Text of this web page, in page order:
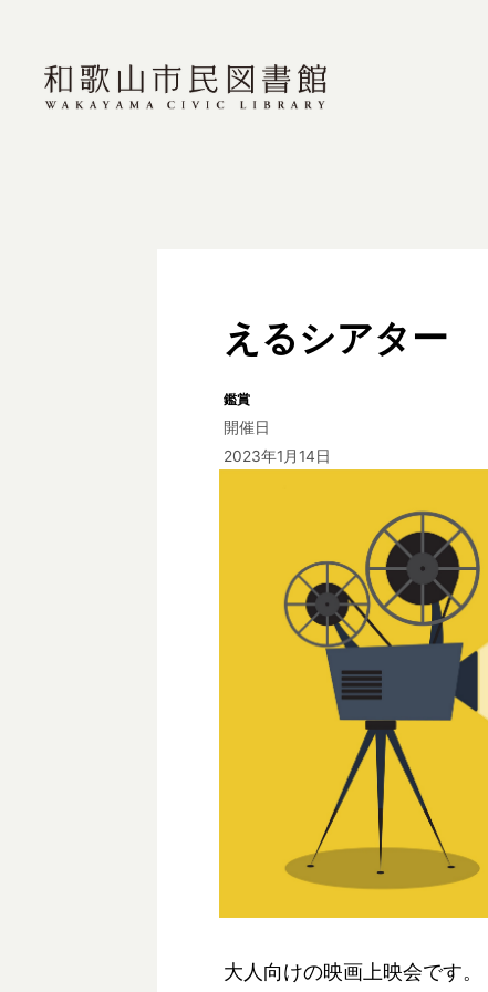
えるシアター
鑑賞
開催日
2023年1月14日
大人向けの映画上映会です。